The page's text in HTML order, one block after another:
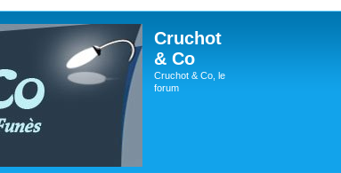
Cruchot
& Co
Cruchot & Co, le
forum